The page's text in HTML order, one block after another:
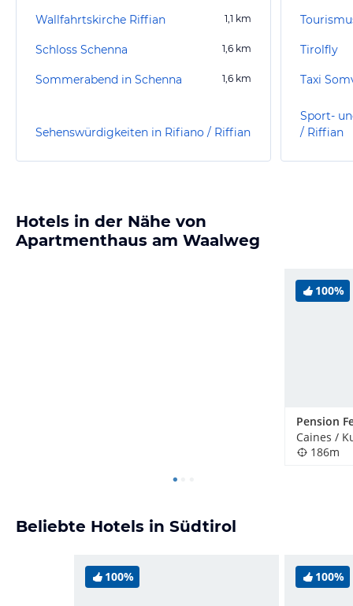
Wallfahrtskirche Riffian 1,1 km
Schloss Schenna 1,6 km
Sommerabend in Schenna 1,6 km
Sehenswürdigkeiten in Rifiano / Riffian
Tirolfly
Taxi
Sport-
/ Riffian
Hotels in der Nähe von
Apartmenthaus am Waalweg
100%
Caines /
186m
Beliebte Hotels in Südtirol
100% 100%